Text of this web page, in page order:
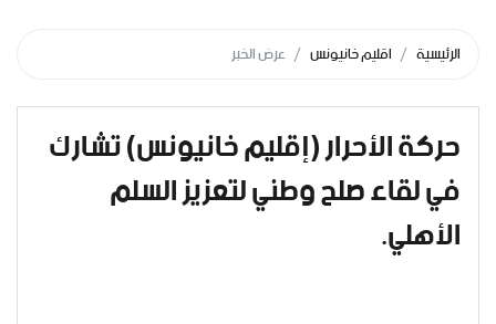
الرئيسية اقليم خانيونس عرض الخبر
حركة الأحرار (إقليم خانيونس) تشارك
في لقاء صلح وطني لتعزيز السلم
الأهلي.